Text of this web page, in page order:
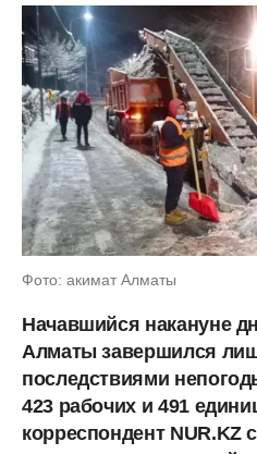
Фото: акимат Алматы
Начавшийся накануне
Алматы завершился
последствиями
423 рабочих и 491
корреспондент NUR.KZ